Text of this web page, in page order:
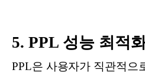
5. PPL 성능 최적
PPL은 사용자가 직관적으